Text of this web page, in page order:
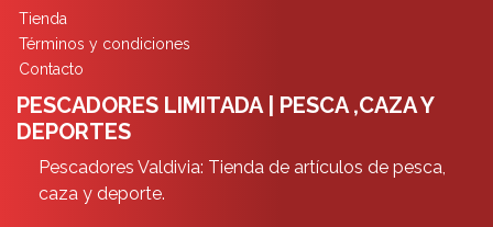
Tienda
Términos y condiciones
Contacto
PESCADORES LIMITADA | PESCA ,CAZA Y
DEPORTES
Pescadores Valdivia: Tienda de artículos de pesca,
caza y deporte.